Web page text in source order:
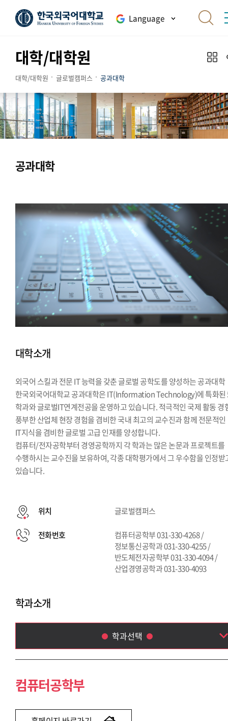
Language
대학/대학원
대학/대학원 글로벌캠퍼스 공과대학
공과대학
대학소개
외국어 스킬과 전문 IT 능력을 갖춘 글로벌 공학도를 양성하는 공과대학
한국외국어대학교 공과대학은 IT(Information Technology)에 특화된
학과와 글로벌IT연계전공을 운영하고 있습니다. 적극적인 국제 활동 경
풍부한 산업체 현장 경험을 겸비한 국내 최고의 교수진과 함께 전문적인
IT지식을 겸비한 글로벌 고급 인재를 양성합니다.
컴퓨터/전자공학부터 경영공학까지 각 학과는 많은 논문과 프로젝트를
수행하시는 교수진을 보유하여, 각종 대학평가에서 그 우수함을 인정받
있습니다.
위치 글로벌캠퍼스
전화번호
컴퓨터공학부 031-330-4268 /
정보통신공학과 031-330-4255 /
반도체전자공학부 031-330-4094 /
산업경영공학과 031-330-4093
학과소개
학과선택
컴퓨터공학부
반도체전자공학부(반도체공학전공) [신설]
산업경영공학과
컴퓨터공학부